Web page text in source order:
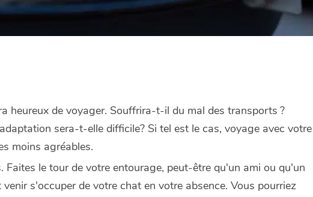
heureux de voyager. Souffrira-t-il du mal des transports ?
sera-t-elle difficile? Si tel est le cas, voyage avec votre
moins agréables.
Faites le tour de votre entourage, peut-être qu'un ami ou qu'un
s'occuper de votre chat en votre absence. Vous pourriez